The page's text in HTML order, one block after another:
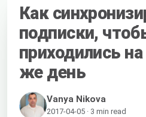
Как
подписки,
приходились
же день
Vanya Nikova
2017-04-05 · 3 min read